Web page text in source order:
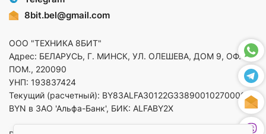
8bit.bel@gmail.com
ООО "ТЕХНИКА 8БИТ"
Адрес: БЕЛАРУСЬ, Г. МИНСК, УЛ. ОЛЕШЕВА, ДОМ 9, ОФ. 5,
ПОМ., 220090
УНП: 193837424
Текущий (расчетный): BY83ALFA30122G33890010270000 в
BYN в ЗАО 'Альфа-Банк', БИК: ALFABY2X